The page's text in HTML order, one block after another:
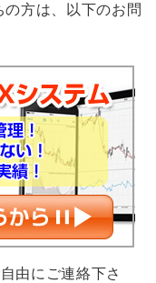
方は、以下のお問
由にご連絡下さ